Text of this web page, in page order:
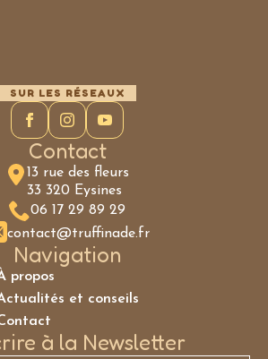
SUR LES RÉSEAUX
Contact
13 rue des fleurs
33 320 Eysines
06 17 29 89 29
contact@truffinade.fr
Navigation
propos
et conseils
à la Newsletter